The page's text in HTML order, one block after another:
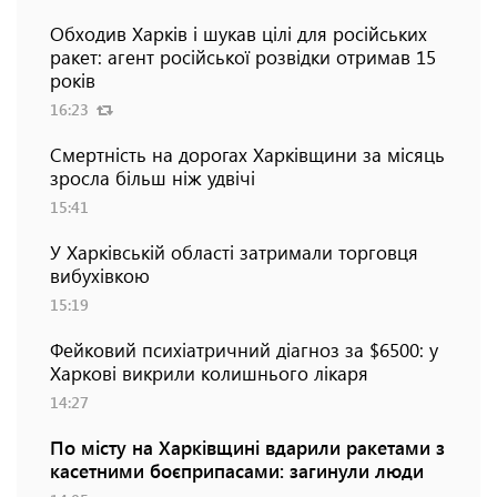
Обходив Харків і шукав цілі для російських
ракет: агент російської розвідки отримав 15
років
16:23
Смертність на дорогах Харківщини за місяць
зросла більш ніж удвічі
15:41
У Харківській області затримали торговця
вибухівкою
15:19
Фейковий психіатричний діагноз за $6500: у
Харкові викрили колишнього лікаря
14:27
По місту на Харківщині вдарили ракетами з
касетними боєприпасами: загинули люди